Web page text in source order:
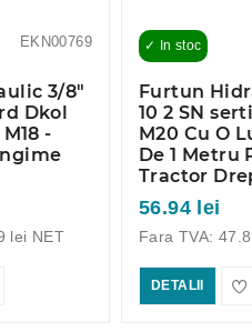
EKN00769
3/8"
Dkol
-
lei NET
✓ In stoc
Furtun
10 2 SN
M20 Cu O
De 1 Metru
Tractor
56.94 lei
Fara TVA:
DETALII